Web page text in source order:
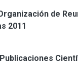
de
2011